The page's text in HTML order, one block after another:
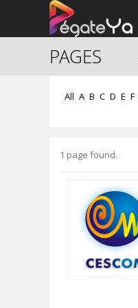
PAGES
All A B C D E F
1 page found.